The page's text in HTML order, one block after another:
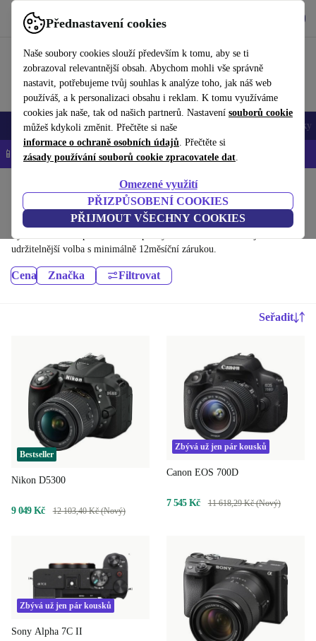
Přednastavení cookies
Naše soubory cookies slouží především k tomu, aby se ti
zobrazoval relevantnější obsah. Abychom mohli vše správně
nastavit, potřebujeme tvůj souhlas k analýze toho, jak náš web
používáš, a k personalizaci obsahu i reklam. K tomu využíváme
cookies jak naše, tak od našich partnerů. Nastavení souborů cookie
můžeš kdykoli změnit. Přečtěte si naše
informace o ochraně osobních údajů. Přečtěte si
zásady používání souborů cookie zpracovatele dat.
Omezené využití
PŘIZPŮSOBENÍ COOKIES
PŘIJMOUT VŠECHNY COOKIES
Používejte refurbed rychle a snadno
Mobily a smartphony Notebooky Tablety Doplňky
📱 -5 % NAVÍC na všechny iPhony – kód: IPHONEDEAL-
Kamery a fotoaparáty:
Vysoce kvalitní repasované fotoaparáty za skvělou cenu. Tvoje
udržitelnější volba s minimálně 12měsíční zárukou.
Cena Značka Filtrovat
Seřadit
Bestseller
Nikon D5300
9 049 Kč 12 103,40 Kč (Nový)
Zbývá už jen pár kousků
Canon EOS 700D
7 545 Kč 11 618,29 Kč (Nový)
Zbývá už jen pár kousků
Sony Alpha 7C II